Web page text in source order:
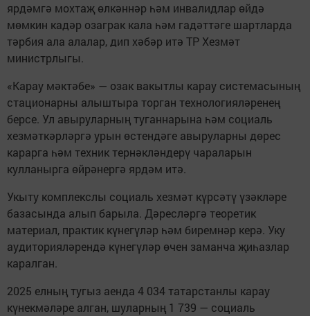
ярдәмгә мохтаҗ өлкәннәр һәм инвалидлар өйдә
мөмкин кадәр озаграк кала һәм гадәттәге шартларда
тәрбия ала алалар, дип хәбәр итә ТР Хезмәт
министрлыгы.
«Карау мәктәбе» — озак вакытлы карау системасының
стационарны алыштыра торган технологияләренең
берсе. Ул авыруларның туганнарына һәм социаль
хезмәткәрләргә урын өстендәге авыруларны дөрес
карарга һәм техник тернәкләндерү чараларын
кулланырга өйрәнергә ярдәм итә.
Укыту комплекслы социаль хезмәт күрсәтү үзәкләре
базасында алып барыла. Дәресләргә теоретик
материал, практик күнегүләр һәм биремнәр керә. Уку
аудиторияләрендә күнегүләр өчен заманча җиһазлар
каралган.
2025 елның тугыз аенда 4 034 татарстанлы карау
күнекмәләре алган, шуларның 1 739 — социаль